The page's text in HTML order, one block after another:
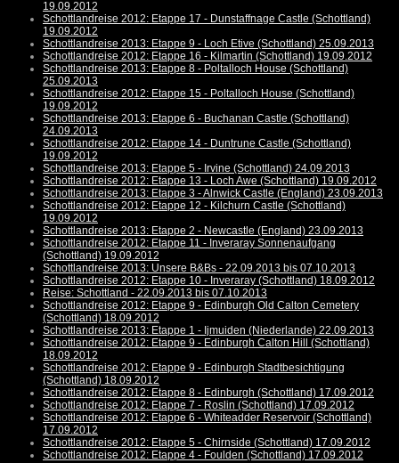
19.09.2012
Schottlandreise 2012: Etappe 17 - Dunstaffnage Castle (Schottland)
19.09.2012
Schottlandreise 2013: Etappe 9 - Loch Etive (Schottland) 25.09.2013
Schottlandreise 2012: Etappe 16 - Kilmartin (Schottland) 19.09.2012
Schottlandreise 2013: Etappe 8 - Poltalloch House (Schottland)
25.09.2013
Schottlandreise 2012: Etappe 15 - Poltalloch House (Schottland)
19.09.2012
Schottlandreise 2013: Etappe 6 - Buchanan Castle (Schottland)
24.09.2013
Schottlandreise 2012: Etappe 14 - Duntrune Castle (Schottland)
19.09.2012
Schottlandreise 2013: Etappe 5 - Irvine (Schottland) 24.09.2013
Schottlandreise 2012: Etappe 13 - Loch Awe (Schottland) 19.09.2012
Schottlandreise 2013: Etappe 3 - Alnwick Castle (England) 23.09.2013
Schottlandreise 2012: Etappe 12 - Kilchurn Castle (Schottland)
19.09.2012
Schottlandreise 2013: Etappe 2 - Newcastle (England) 23.09.2013
Schottlandreise 2012: Etappe 11 - Inveraray Sonnenaufgang
(Schottland) 19.09.2012
Schottlandreise 2013: Unsere B&Bs - 22.09.2013 bis 07.10.2013
Schottlandreise 2012: Etappe 10 - Inveraray (Schottland) 18.09.2012
Reise: Schottland - 22.09.2013 bis 07.10.2013
Schottlandreise 2012: Etappe 9 - Edinburgh Old Calton Cemetery
(Schottland) 18.09.2012
Schottlandreise 2013: Etappe 1 - Ijmuiden (Niederlande) 22.09.2013
Schottlandreise 2012: Etappe 9 - Edinburgh Calton Hill (Schottland)
18.09.2012
Schottlandreise 2012: Etappe 9 - Edinburgh Stadtbesichtigung
(Schottland) 18.09.2012
Schottlandreise 2012: Etappe 8 - Edinburgh (Schottland) 17.09.2012
Schottlandreise 2012: Etappe 7 - Roslin (Schottland) 17.09.2012
Schottlandreise 2012: Etappe 6 - Whiteadder Reservoir (Schottland)
17.09.2012
Schottlandreise 2012: Etappe 5 - Chirnside (Schottland) 17.09.2012
Schottlandreise 2012: Etappe 4 - Foulden (Schottland) 17.09.2012